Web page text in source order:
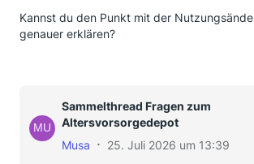
Kannst du den Punkt mit der
genauer erklären?
Sammelthread Fragen zum
Altersvorsorgedepot
Musa
25. Juli 2026 um 13:39